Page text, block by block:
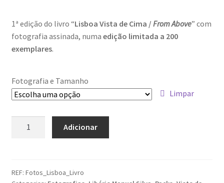
Dicas de Fotografia
Dicas Photoshop
Livros gratuitos de Fotografia
Patrocínio a DICAS DE FOTOGRAFIA
TOP 10
85.00 €
through
1ª edição do livro “Lisboa Vista de Cima / From Above” com
fotografia assinada, numa edição limitada a 200
exemplares.
Fotografia e Tamanho
Limpar
de
Adicionar
REF: Fotos_Lisboa_Livro